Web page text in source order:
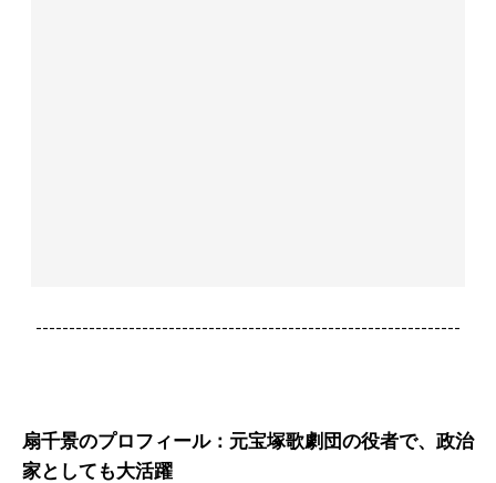
----------------------------------------------------------------
扇千景のプロフィール：元宝塚歌劇団の役者で、政治
家としても大活躍